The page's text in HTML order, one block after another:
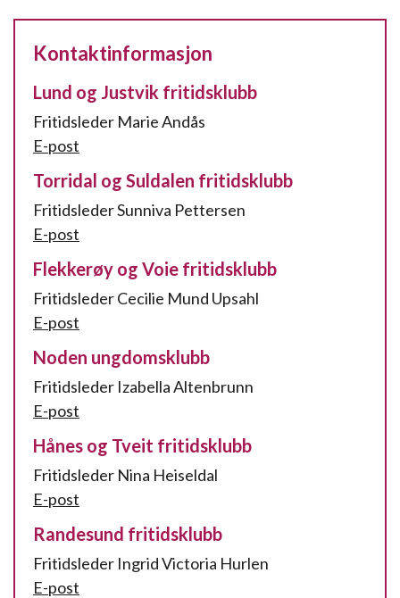
Kontaktinformasjon
Lund og Justvik fritidsklubb
Fritidsleder Marie Andås
E-post
Torridal og Suldalen fritidsklubb
Fritidsleder Sunniva Pettersen
E-post
Flekkerøy og Voie fritidsklubb
Fritidsleder Cecilie Mund Upsahl
E-post
Noden ungdomsklubb
Fritidsleder Izabella Altenbrunn
E-post
Hånes og Tveit fritidsklubb
Fritidsleder Nina Heiseldal
E-post
Randesund fritidsklubb
Fritidsleder Ingrid Victoria Hurlen
E-post